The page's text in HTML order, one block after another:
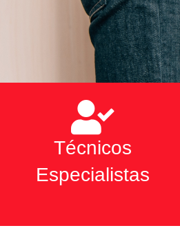
Técnicos
Especialistas